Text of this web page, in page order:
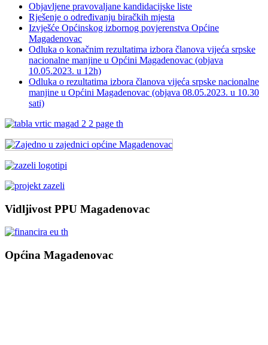
Objavljene pravovaljane kandidacijske liste
Rješenje o određivanju biračkih mjesta
Izvješće Općinskog izbornog povjerenstva Općine
Magadenovac
Odluka o konačnim rezultatima izbora članova vijeća srpske
nacionalne manjine u Općini Magadenovac (objava
10.05.2023. u 12h)
Odluka o rezultatima izbora članova vijeća srpske nacionalne
manjine u Općini Magadenovac (objava 08.05.2023. u 10.30
sati)
Vidljivost PPU Magadenovac
Općina Magadenovac